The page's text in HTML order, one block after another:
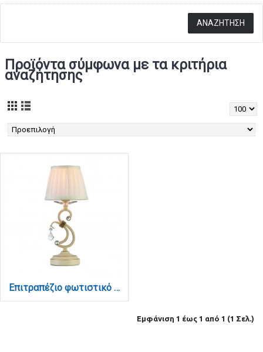
Προϊόντα σύμφωνα με τα κριτήρια
αναζήτησης
Επιτραπέζιο φωτιστικό από μπεζ μέταλλο κρύσταλλο και υφασμάτινο καπέλο 1XE13 D:40cm (3404)
Εμφάνιση 1 έως 1 από 1 (1 Σελ.)